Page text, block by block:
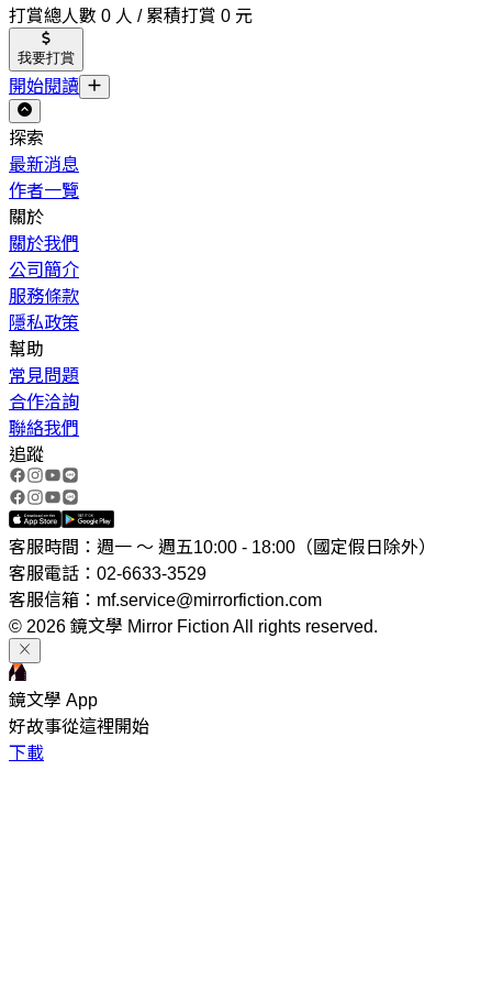
打賞總人數 0 人 / 累積打賞 0 元
我要打賞
開始閱讀
探索
最新消息
作者一覽
關於
關於我們
公司簡介
服務條款
隱私政策
幫助
常見問題
合作洽詢
聯絡我們
追蹤
客服時間：週一 ～ 週五10:00 - 18:00（國定假日除外）
客服電話：02-6633-3529
客服信箱：mf.service@mirrorfiction.com
© 2026 鏡文學 Mirror Fiction All rights reserved.
鏡文學 App
好故事從這裡開始
下載